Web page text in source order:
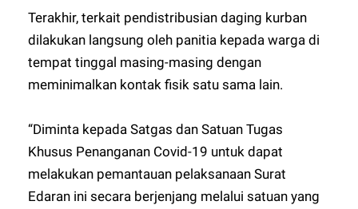
Terakhir, terkait pendistribusian daging kurban
dilakukan langsung oleh panitia kepada warga di
tempat tinggal masing-masing dengan
meminimalkan kontak fisik satu sama lain.
“Diminta kepada Satgas dan Satuan Tugas
Khusus Penanganan Covid-19 untuk dapat
melakukan pemantauan pelaksanaan Surat
Edaran ini secara berjenjang melalui satuan yang